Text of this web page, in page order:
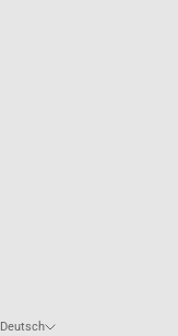
Deutsch